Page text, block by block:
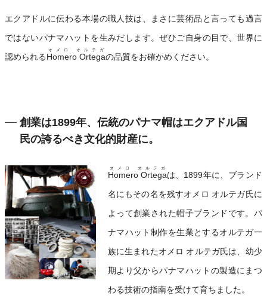
エクアドルに伝わる本場の職人技は、まさに芸術品と言っても過言
ではないパナマハットを生みだします。ぜひご自身の目で、世界に
認められるHomero Ortega
オメロ オルテガ
の品質をお確かめください。
創業は1899年、伝統のパナマ帽はエクアドル国
民の誇るべき文化的財産に。
Homero Ortega
オメロ オルテガ
は、1899年に、ブランド
名にもその名を残すオメロ オルテガ氏に
よって創業された帽子ブランドです。パ
ナマハット制作を生業とするオルテガ一
族に生まれたオメロ オルテガ氏は、幼少
期より父からパナマハットの製造にまつ
わる技術の指南を受けて育ちました。